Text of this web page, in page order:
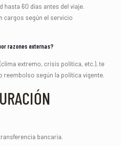
hasta 60 días antes del viaje.
cargos según el servicio
razones externas?
extremo, crisis política, etc.), te
según la política vigente.
bancaria.